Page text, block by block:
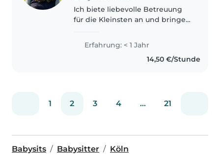
Ich biete liebevolle Betreuung
für die Kleinsten an und bringe
Mehrsprachigkeit (Deutsch,
Englisch, Spanisch und ein
Erfahrung: < 1 Jahr
14,50 €/Stunde
1 2 3 4 ... 21
Babysits Babysitter Köln